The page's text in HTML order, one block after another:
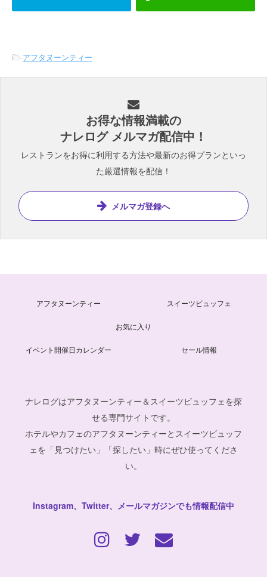
-アフタヌーンティー
お得な情報満載の
ナレログ メルマガ配信中！
レストランをお得に利用する方法や最新のお得プランといっ
た厳選情報を配信！
メルマガ登録へ
アフタヌーンティー スイーツビュッフェ
お気に入り
イベント開催日カレンダー セール情報
ナレログはアフタヌーンティー＆スイーツビュッフェを探
せる専門サイトです。
ホテルやカフェのアフタヌーンティーとスイーツビュッフ
ェを「見つけたい」「探したい」時にぜひ使ってくださ
い。
Instagram、Twitter、メールマガジンでも情報配信中